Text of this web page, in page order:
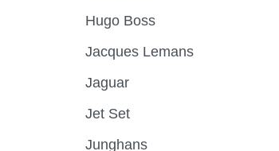
Hugo Boss
Jacques Lemans
Jaguar
Jet Set
Junghans